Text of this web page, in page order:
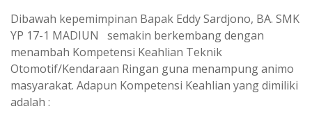
Dibawah kepemimpinan Bapak Eddy Sardjono, BA. SMK
YP 17-1 MADIUN semakin berkembang dengan
menambah Kompetensi Keahlian Teknik
Otomotif/Kendaraan Ringan guna menampung animo
masyarakat. Adapun Kompetensi Keahlian yang dimiliki
adalah :